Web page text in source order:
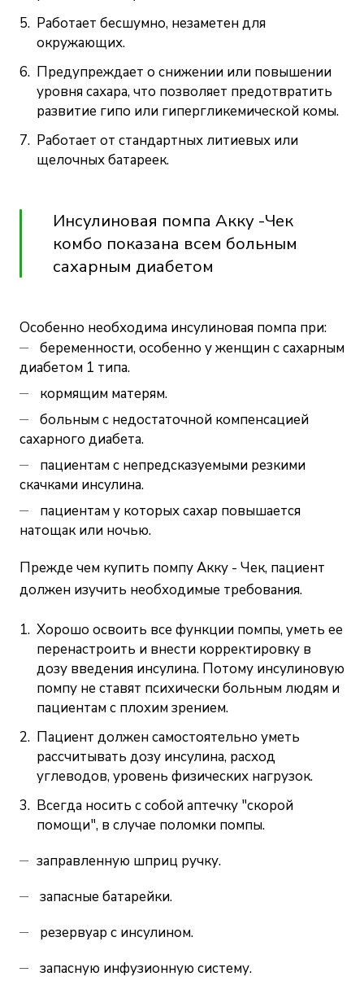
Работает бесшумно, незаметен для
окружающих.
Предупреждает о снижении или повышении
уровня сахара, что позволяет предотвратить
развитие гипо или гипергликемической комы.
Работает от стандартных литиевых или
щелочных батареек.
Инсулиновая помпа Акку -Чек
комбо показана всем больным
сахарным диабетом
Особенно необходима инсулиновая помпа при:
беременности, особенно у женщин с сахарным
диабетом 1 типа.
кормящим матерям.
больным с недостаточной компенсацией
сахарного диабета.
пациентам с непредсказуемыми резкими
скачками инсулина.
пациентам у которых сахар повышается
натощак или ночью.
Прежде чем купить помпу Акку - Чек, пациент
должен изучить необходимые требования.
Хорошо освоить все функции помпы, уметь ее
перенастроить и внести корректировку в
дозу введения инсулина. Потому инсулиновую
помпу не ставят психически больным людям и
пациентам с плохим зрением.
Пациент должен самостоятельно уметь
рассчитывать дозу инсулина, расход
углеводов, уровень физических нагрузок.
Всегда носить с собой аптечку "скорой
помощи", в случае поломки помпы.
заправленную шприц ручку.
запасные батарейки.
резервуар с инсулином.
запасную инфузионную систему.